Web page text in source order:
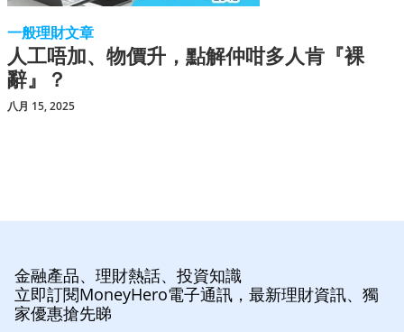
一般理財文章
人工唔加、物價升，點解仲咁多人肯『裸
辭』？
八月 15, 2025
金融產品、理財熱話、投資知識
立即訂閱MoneyHero電子通訊，最新理財資訊、獨
家優惠搶先睇